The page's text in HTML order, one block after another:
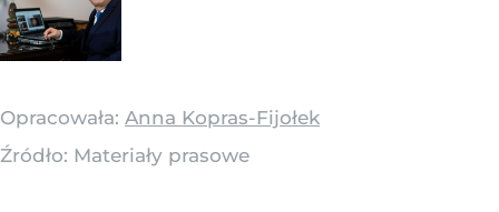
Opracowała: Anna Kopras-Fijołek
Źródło: Materiały prasowe